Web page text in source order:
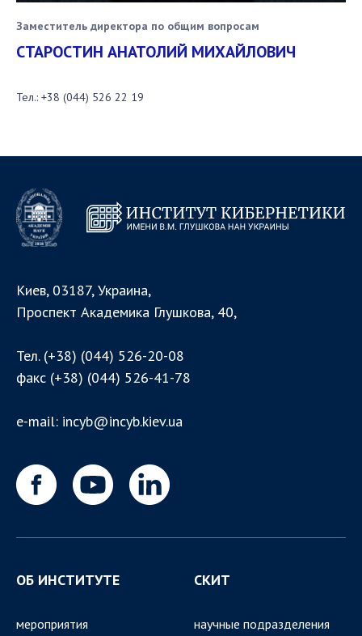
Заместитель директора по общим вопросам
СТАРОСТИН АНАТОЛИЙ МИХАЙЛОВИЧ
Тел.: +38 (044) 526 22 19
Киев, 03187, Украина,
Проспект Академика Глушкова, 40,
Тел. (+38) (044) 526-20-08
факс (+38) (044) 526-41-78
e-mail: incyb@incyb.kiev.ua
ОБ ИНСТИТУТЕ
мероприятия
СКИТ
научные подразделения